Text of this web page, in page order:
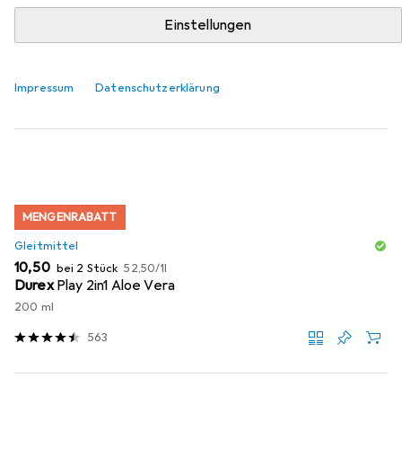
Einstellungen
Impressum Datenschutzerklärung
EUR
21,41 EUR
85,64/1l
57
MENGENRABATT
Gleitmittel
EUR
10,50 bei 2 Stück EUR
52,50/1l
Durex Play 2in1 Aloe Vera
200 ml
563